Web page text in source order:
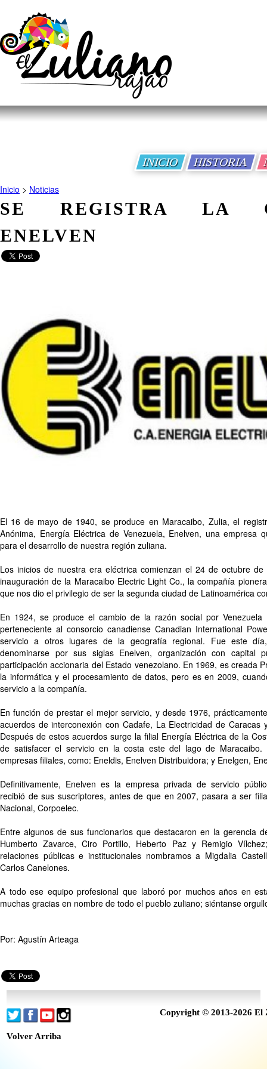
INICIO HISTORIA
Inicio > Noticias
SE REGISTRA LA
ENELVEN
El 16 de mayo de 1940, se produce en Maracaibo, Zulia, el
Anónima, Energía Eléctrica de Venezuela, Enelven, una empresa
para el desarrollo de nuestra región zuliana.
Los inicios de nuestra era eléctrica comienzan el 24 de octubre
inauguración de la Maracaibo Electric Light Co., la compañía
que nos dio el privilegio de ser la segunda ciudad de Latinoamérica
En 1924, se produce el cambio de la razón social por Venezuela
perteneciente al consorcio canadiense Canadian International
servicio a otros lugares de la geografía regional. Fue este
denominarse por sus siglas Enelven, organización con capital
participación accionaria del Estado venezolano. En 1969, es creada
la informática y el procesamiento de datos, pero es en 2009,
servicio a la compañía.
En función de prestar el mejor servicio, y desde 1976,
acuerdos de interconexión con Cadafe, La Electricidad de Caracas
Después de estos acuerdos surge la filial Energía Eléctrica de la
de satisfacer el servicio en la costa este del lago de Maracaibo.
empresas filiales, como: Eneldis, Enelven Distribuidora; y Enelgen,
Definitivamente, Enelven es la empresa privada de servicio
recibió de sus suscriptores, antes de que en 2007, pasara a ser
Nacional, Corpoelec.
Entre algunos de sus funcionarios que destacaron en la gerencia
Humberto Zavarce, Ciro Portillo, Heberto Paz y Remigio
relaciones públicas e institucionales nombramos a Migdalia
Carlos Canelones.
A todo ese equipo profesional que laboró por muchos años en
muchas gracias en nombre de todo el pueblo zuliano; siéntanse
Por: Agustín Arteaga
Copyright © 2013-2026 El
Volver Arriba